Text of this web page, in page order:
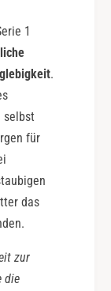
1
.
selbst
für
das
zur
die